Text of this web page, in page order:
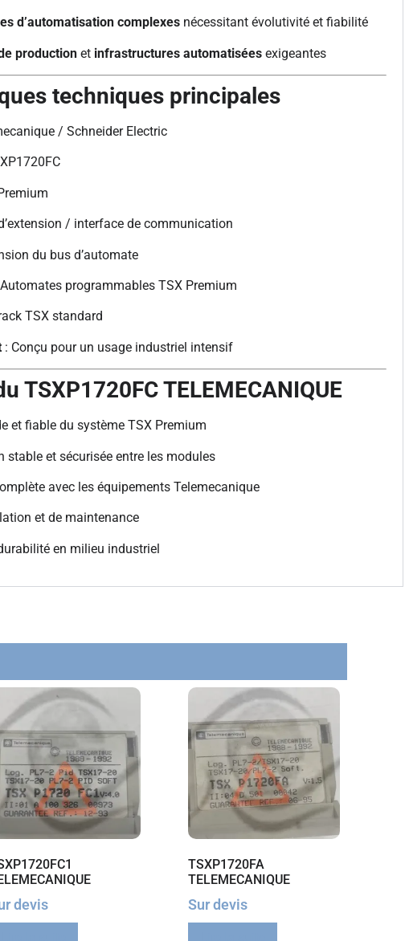
d’automatisation complexes nécessitant évolutivité et fiabilité
production et infrastructures automatisées exigeantes
techniques principales
/ Schneider Electric
/ interface de communication
du bus d’automate
programmables TSX Premium
TSX standard
: Conçu pour un usage industriel intensif
TSXP1720FC TELEMECANIQUE
et fiable du système TSX Premium
stable et sécurisée entre les modules
avec les équipements Telemecanique
et de maintenance
en milieu industriel
devis
TSXP1720FA
TELEMECANIQUE
Sur devis